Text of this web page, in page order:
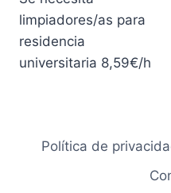
de
entradas
limpiadores/as para
residencia
universitaria 8,59€/h
Política de